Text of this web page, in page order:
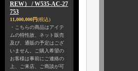
REW） / W535-AC-27
753
11,000,000円(税込)
・こちらの商品はアイテ
ムの特性故、ネット販売
及び、通販の予定はござ
いません。ご購入希望の
お客様は事前にご連絡の
上、ご来店、ご商談が可